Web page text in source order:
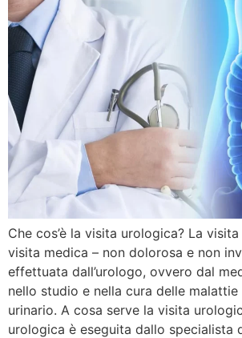
Che cos’è la visita urologica? La
visita medica – non dolorosa e non
effettuata dall’urologo, ovvero dal
nello studio e nella cura delle malattie
urinario. A cosa serve la visita
urologica è eseguita dallo specialista